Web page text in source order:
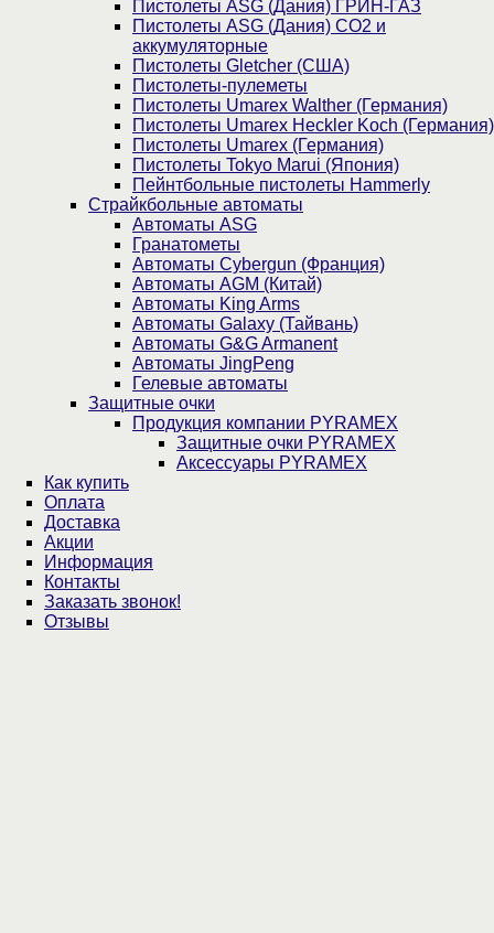
Пистолеты ASG (Дания) ГРИН-ГАЗ
Пистолеты ASG (Дания) CO2 и
аккумуляторные
Пистолеты Gletcher (США)
Пистолеты-пулеметы
Пистолеты Umarex Walther (Германия)
Пистолеты Umarex Heckler Koch (Германия)
Пистолеты Umarex (Германия)
Пистолеты Tokyo Marui (Япония)
Пейнтбольные пистолеты Hammerly
Страйкбольные автоматы
Автоматы ASG
Гранатометы
Автоматы Cybergun (Франция)
Автоматы AGM (Китай)
Автоматы King Arms
Автоматы Galaxy (Тайвань)
Автоматы G&G Armanent
Автоматы JingPeng
Гелевые автоматы
Защитные очки
Продукция компании PYRAMEX
Защитные очки PYRAMEX
Аксессуары PYRAMEX
Как купить
Оплата
Доставка
Акции
Информация
Контакты
Заказать звонок!
Отзывы